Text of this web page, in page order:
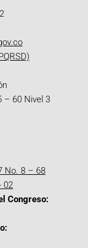
– 60 Nivel 3
No. 8 – 68
02
Congreso: